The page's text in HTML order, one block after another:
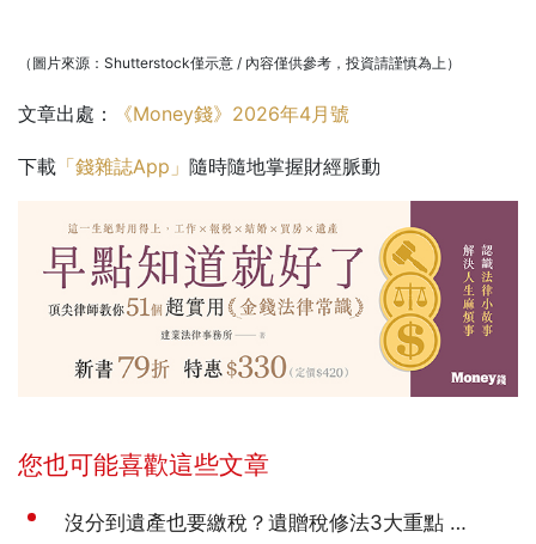
（圖片來源：Shutterstock僅示意 / 內容僅供參考，投資請謹慎為上）
文章出處： 《Money錢》2026年4月號
下載 「錢雜誌App」 隨時隨地掌握財經脈動